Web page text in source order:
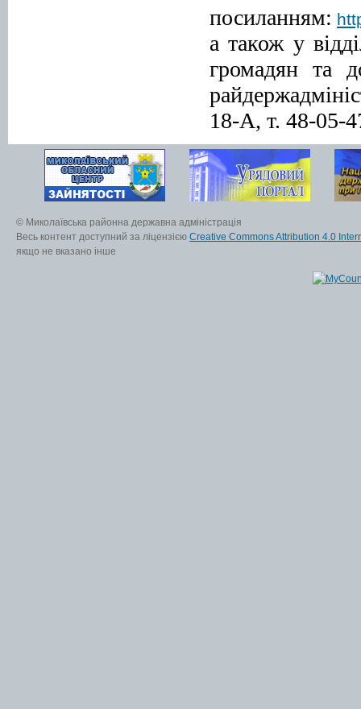
посиланням:
а також у
громадян та
18-А, т. 48-05-
© Миколаївська районна державна адміністрація
Весь контент доступний за ліцензією Creative Commons Attribution 4.0
якщо не вказано інше